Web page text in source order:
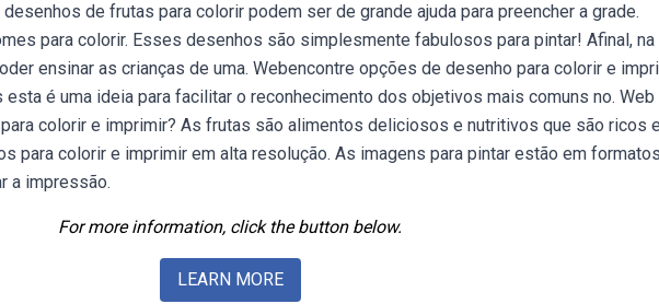
de frutas para colorir podem ser de grande ajuda para preencher a grade.
para colorir. Esses desenhos são simplesmente fabulosos para pintar! Afinal, na
ensinar as crianças de uma. Webencontre opções de desenho para colorir e
é uma ideia para facilitar o reconhecimento dos objetivos mais comuns no.
colorir e imprimir? As frutas são alimentos deliciosos e nutritivos que são ricos
para colorir e imprimir em alta resolução. As imagens para pintar estão em
a impressão.
For more information, click the button below.
LEARN MORE